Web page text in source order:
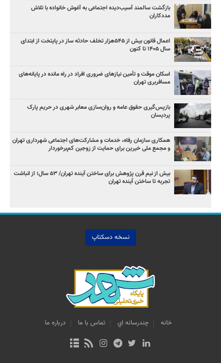
بازگشت سالمند آسیب‌دیده اجتماعی به آغوش خانواده با تلاش
مددکاران
اعمال قانون بیش از ۵۴۵هزار تخلف حادثه ساز در پایتخت از ابتدای
سال ۱۴۰۵ تا کنون
اسکان موقت و تأمین نیازهای ضروری افراد در راه مانده در پایانه‌های
مسافربری تهران
بازپس‌گیری حقوق عامه و روان‌سازی معابر شهری در حریم پارک
پردیسان
همکاری سازمان رفاه، خدمات و مشارکت‌های اجتماعی شهرداری تهران
و مجمع ملی خیرین برای حمایت از زوجین کم‌برخوردار
بیش از نیم قرن پژوهش برای ساختن آینده تهران/ ۵۳ سال؛ از انباشت
تجربه تا ساختن آینده تهران
نسخه دسکتاپ
خانه چندرسانه اي تماس با ما درباره ما